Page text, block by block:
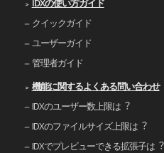
IDXの使い⽅ガイド
クイックガイド
ユーザーガイド
管理者ガイド
機能に関するよくある問い合わせ
IDXのユーザー数上限は︖
IDXのファイルサイズ上限は︖
IDXでプレビューできる拡張⼦は︖